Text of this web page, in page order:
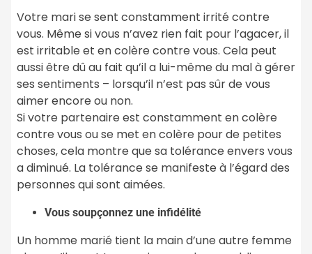
Votre mari se sent constamment irrité contre
vous. Même si vous n’avez rien fait pour l’agacer, il
est irritable et en colère contre vous. Cela peut
aussi être dû au fait qu’il a lui-même du mal à gérer
ses sentiments – lorsqu’il n’est pas sûr de vous
aimer encore ou non.
Si votre partenaire est constamment en colère
contre vous ou se met en colère pour de petites
choses, cela montre que sa tolérance envers vous
a diminué. La tolérance se manifeste à l’égard des
personnes qui sont aimées.
Vous soupçonnez une infidélité
Un homme marié tient la main d’une autre femme